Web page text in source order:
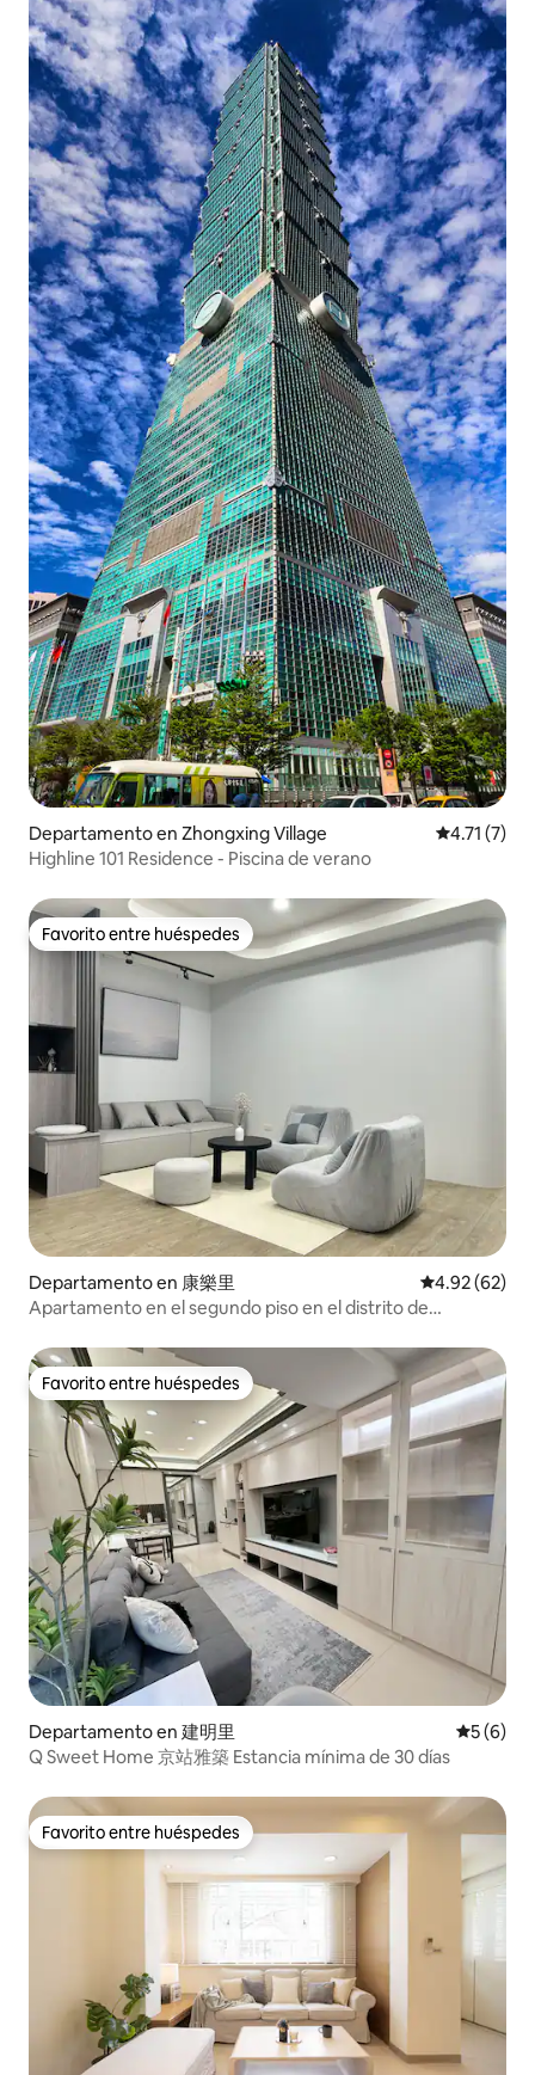
Departamento en Zhongxing Village Calificación
4.71 (7)
Highline 101 Residence - Piscina de verano
Favorito entre huéspedes
Favorito entre huéspedes
Departamento en 康樂里 Calificación
4.92 (62)
Apartamento en el segundo piso en el distrito de
7 minutos a la estación de Zhongshan y al distrito
comercial de Chifeng/1 minuto a la tienda de
conveniencia/recién renovado
Favorito entre huéspedes
Favorito entre huéspedes
Departamento en 建明里
5 (6)
Q Sweet Home 京站雅築 Estancia mínima de 30 días
Favorito entre huéspedes
Favorito entre huéspedes